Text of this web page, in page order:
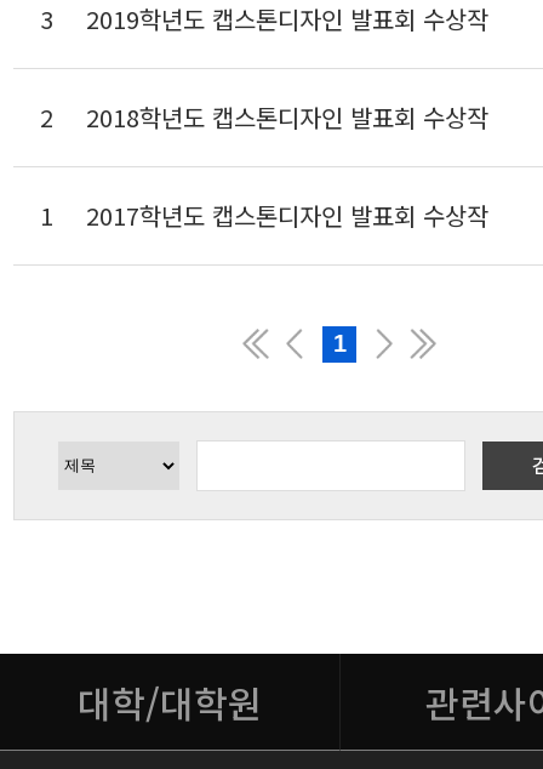
3 2019학년도 캡스톤디자인 발표회 수상작
2 2018학년도 캡스톤디자인 발표회 수상작
1 2017학년도 캡스톤디자인 발표회 수상작
1
대학/대학원 관련사